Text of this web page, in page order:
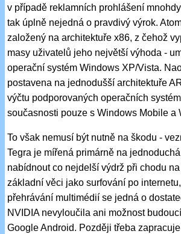
v případě reklamních prohlášení
tak úplně nejedná o pravdivý výrok.
založený na architektuře x86, z čehož
masy uživatelů jeho největší výhoda -
operační systém Windows XP/Vista.
postavena na jednodušší architektuře
výčtu podporovaných operačních
současnosti pouze s Windows Mobile a
To však nemusí být nutně na škodu -
Tegra je mířená primárně na
nabídnout co nejdelší výdrž při chodu
základní věci jako surfování po
přehrávání multimédií se jedná o
NVIDIA nevyloučila ani možnost
Google Android. Později třeba